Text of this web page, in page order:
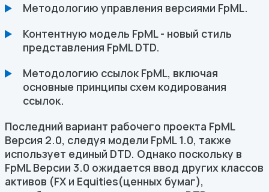
Методологию управления версиями FpML.
Контентную модель FpML - новый стиль
представления FpML DTD.
Методологию ссылок FpML, включая
основные принципы схем кодирования
ссылок.
Последний вариант рабочего проекта FpML
Версия 2.0, следуя модели FpML 1.0, также
использует единый DTD. Однако поскольку в
FpML Версии 3.0 ожидается ввод других классов
активов (FX и Equities(ценных бумаг),